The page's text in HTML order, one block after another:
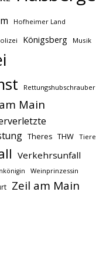
Hofheimer Land
Königsberg Musik
Rettungshubschrauber
Main
Theres THW Tiere
Verkehrsunfall
Weinprinzessin
Zeil am Main